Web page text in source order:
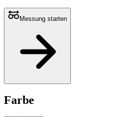
Messung starten
Farbe